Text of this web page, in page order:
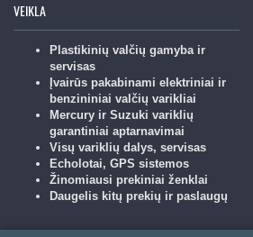
VEIKLA
Plastikinių valčių gamyba ir
servisas
Įvairūs pakabinami elektriniai ir
benzininiai valčių varikliai
Mercury ir Suzuki variklių
garantiniai aptarnavimai
Visų variklių dalys, servisas
Echolotai, GPS sistemos
Žinomiausi prekiniai ženklai
Daugelis kitų prekių ir paslaugų